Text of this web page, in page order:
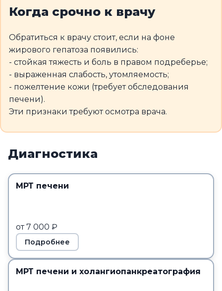
Когда срочно к врачу
Обратиться к врачу стоит, если на фоне
жирового гепатоза появились:
- стойкая тяжесть и боль в правом подреберье;
- выраженная слабость, утомляемость;
- пожелтение кожи (требует обследования
печени).
Эти признаки требуют осмотра врача.
Диагностика
МРТ печени
от 7 000 ₽
Подробнее
МРТ печени и холангиопанкреатография